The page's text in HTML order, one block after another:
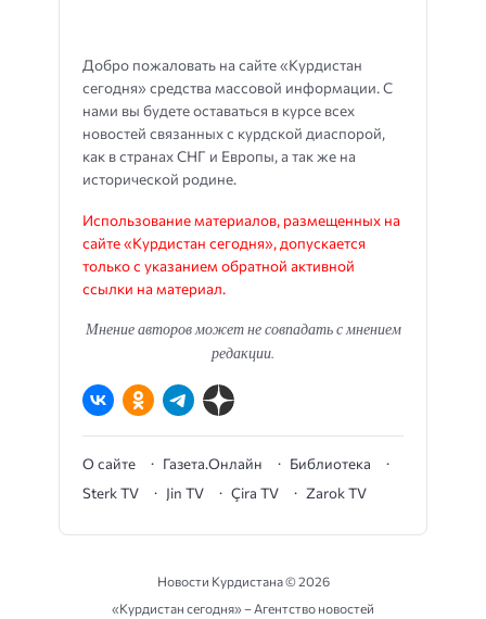
Добро пожаловать на сайте «Курдистан
сегодня» средства массовой информации. С
нами вы будете оставаться в курсе всех
новостей связанных с курдской диаспорой,
как в странах СНГ и Европы, а так же на
исторической родине.
Использование материалов, размещенных на
сайте «Курдистан сегодня», допускается
только с указанием обратной активной
ссылки на материал.
Мнение авторов может не совпадать с мнением
редакции.
О сайте Газета.Онлайн
Библиотека
Sterk TV
Jin TV Çira TV Zarok TV
Новости Курдистана ©2026
«Курдистан сегодня» – Агентство новостей